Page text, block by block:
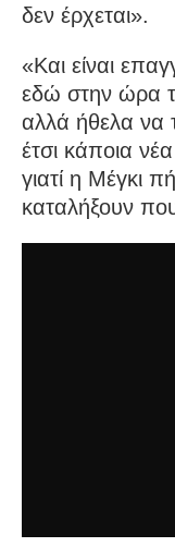
δεν έρχεται».
«Και είναι
εδώ στην ώρα
αλλά ήθελα να
έτσι κάποια
γιατί η Μέγκι
καταλήξουν